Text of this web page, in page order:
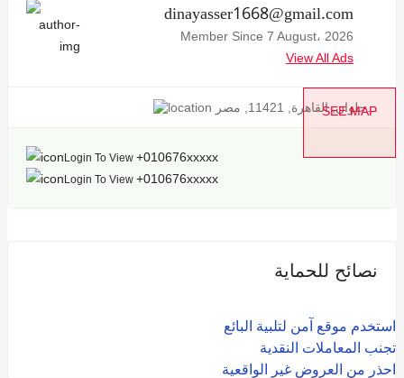
dinayasser1668@gmail.com
Member Since 7 August، 2026
View All Ads
SEE MAP
حلوان, القاهرة, 11421, مصر...
Login To View +010676xxxxx
Login To View +010676xxxxx
نصائح للحماية
استخدم موقع آمن لتلبية البائع
تجنب المعاملات النقدية
احذر من العروض غير الواقعية